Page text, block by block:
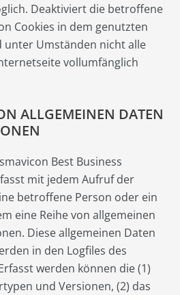
Deaktiviert die betroffene
Cookies in dem genutzten
Umständen nicht alle
vollumfänglich
ALLGEMEINEN DATEN
Best Business
mit jedem Aufruf der
betroffene Person oder ein
eine Reihe von allgemeinen
Diese allgemeinen Daten
in den Logfiles des
werden können die (1)
und Versionen, (2) das